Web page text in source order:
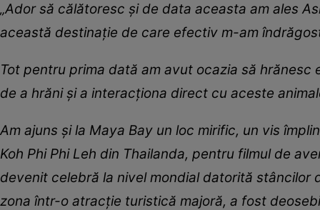
„Ador să călătoresc și de data aceasta am ales
această destinație de care efectiv m-am
Tot pentru prima dată am avut ocazia să
de a hrăni și a interacționa direct cu aceste
Am ajuns și la Maya Bay un loc mirific, un vis
Koh Phi Phi Leh din Thailanda, pentru filmul de
devenit celebră la nivel mondial datorită
zona într-o atracție turistică majoră, a fost